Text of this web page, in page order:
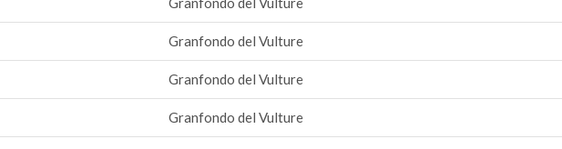
Granfondo del Vulture
Granfondo del Vulture
Granfondo del Vulture